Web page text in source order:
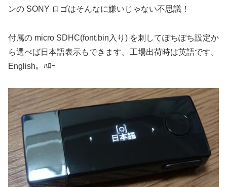
ンの SONY ロゴはそんなに嫌いじゃない不思議！
付属の micro SDHC(font.bin入り) を刺してぽちぽち設定か
ら選べば日本語表示もできます。工場出荷時は英語です。
English。ﾊﾛｰ